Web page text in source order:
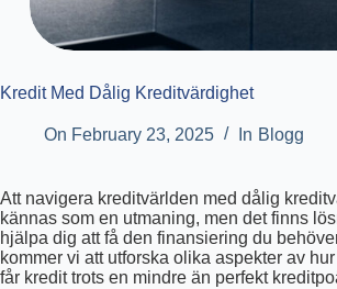
Kredit Med Dålig Kreditvärdighet
On February 23, 2025 In Blogg
Att navigera kreditvärlden med dålig
kännas som en utmaning, men det finns
hjälpa dig att få den finansiering du
kommer vi att utforska olika aspekter av
får kredit trots en mindre än perfekt